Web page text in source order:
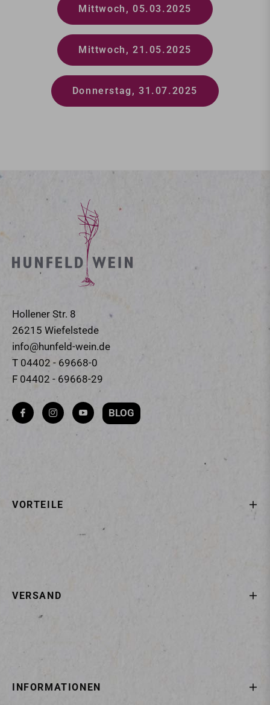
Mittwoch, 05.03.2025
Mittwoch, 21.05.2025
Donnerstag, 31.07.2025
Hollener Str. 8
26215 Wiefelstede
info@hunfeld-wein.de
T 04402 - 69668-0
F 04402 - 69668-29
Fb Ins You
BLOG
VORTEILE
VERSAND
INFORMATIONEN